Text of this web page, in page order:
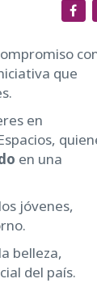
que
en
en una
jóvenes,
belleza,
del país.